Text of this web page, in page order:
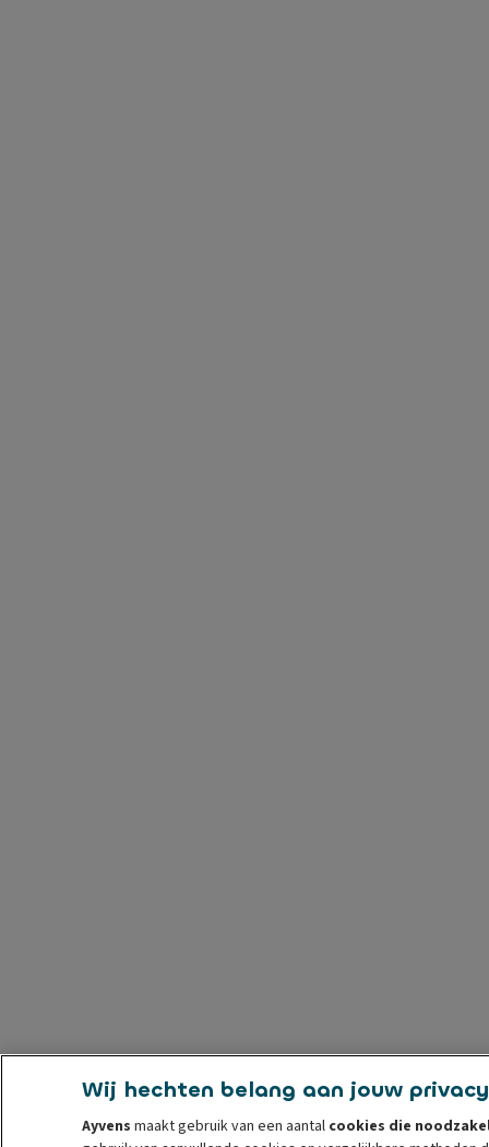
Wij hechten belang aan jouw privacy
Ayvens maakt gebruik van een aantal cookies die